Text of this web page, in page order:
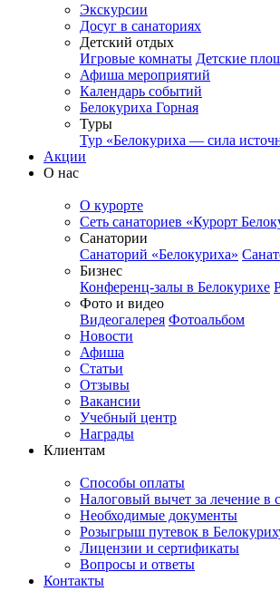
Экскурсии
Досуг в санаториях
Детский отдых
Игровые комнаты Детские
Афиша мероприятий
Календарь событий
Белокуриха Горная
Туры
Тур «Белокуриха — сила
Акции
О нас
О курорте
Сеть санаториев «Курорт
Санатории
Санаторий «Белокуриха»
Бизнес
Конференц-залы в Белокурихе
Фото и видео
Видеогалерея Фотоальбом
Новости
Афиша
Статьи
Отзывы
Вакансии
Учебный центр
Награды
Клиентам
Способы оплаты
Налоговый вычет за лечение в
Необходимые документы
Розыгрыш путевок в
Лицензии и сертификаты
Вопросы и ответы
Контакты